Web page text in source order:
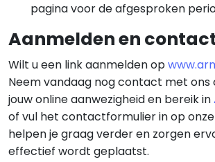
pagina voor de afgesproken
Aanmelden en
Wilt u een link aanmelden op
Neem vandaag nog contact met
jouw online aanwezigheid en bereik in
of vul het contactformulier in op onze
helpen je graag verder en zorgen
effectief wordt geplaatst.